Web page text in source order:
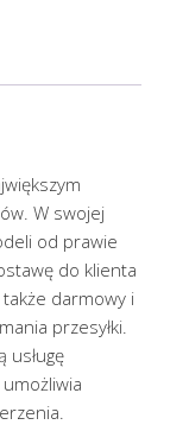
W swojej
od prawie
do klienta
darmowy i
przesyłki.
usługę